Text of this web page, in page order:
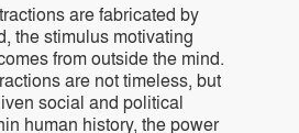
are fabricated by
the stimulus motivating
from outside the mind.
are not timeless, but
social and political
human history, the power